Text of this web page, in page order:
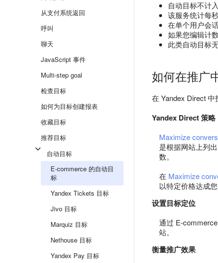
从支付系统返回
呼叫
聊天
JavaScript 事件
Multi-step goal
检查目标
如何为目标创建报表
收藏目标
推荐目标
自动目标
E-commerce 的自动目
标
Yandex Tickets 目标
Jivo 目标
Marquiz 目标
Nethouse 目标
Yandex Pay 目标
自动目标不计
该服务统计每
在单个用户会
如果您编辑计
此类自动目标
如何在推广
在 Yandex Direct
Yandex Direct 策略
Maximize
是根据网站上列
数。
在 Maximize
以特定价格达成
设置目标定位
通过 E-
站。
衡量推广效果